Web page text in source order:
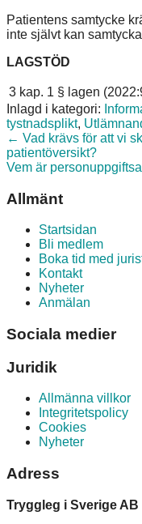
Patientens samtycke
inte självt kan samtycka
LAGSTÖD
3 kap. 1 § lagen
Inlagd i kategori:
tystnadsplikt,
Posts
navigation
← Vad krävs för att vi
patientöversikt?
Vem är
Allmänt
Startsidan
Bli medlem
Boka tid med
Kontakt
Nyheter
Anmälan
Sociala medier
Juridik
Allmänna villkor
Integritetspolicy
Cookies
Nyheter
Adress
Tryggleg i Sverige AB